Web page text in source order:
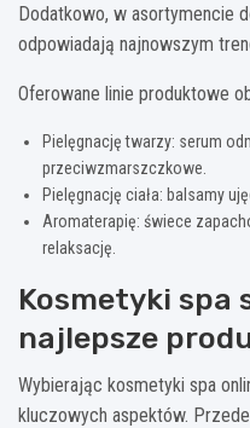
Dodatkowo, w asortymencie
odpowiadają najnowszym
Oferowane linie produktowe
Pielęgnację twarzy: serum
przeciwzmarszczkowe.
Pielęgnację ciała: balsamy
Aromaterapię: świece
relaksację.
Kosmetyki spa
najlepsze
Wybierając kosmetyki spa
kluczowych aspektów.